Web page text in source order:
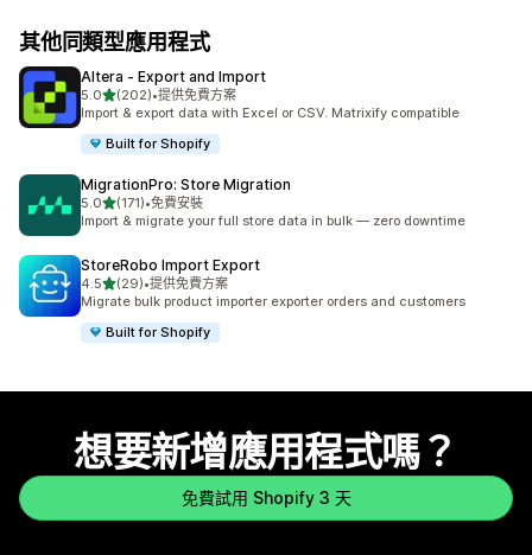
其他同類型應用程式
Altera ‑ Export and Import
5.0滿分 5 顆星
(202)
共有 202 則評價
•提供免費方案
Import & export data with Excel or CSV. Matrixify compatible
Built for Shopify
MigrationPro: Store Migration
5.0滿分 5 顆星
(171)
共有 171 則評價
•免費安裝
Import & migrate your full store data in bulk — zero downtime
StoreRobo Import Export
4.5滿分 5 顆星
(29)
共有 29 則評價
•提供免費方案
Migrate bulk product importer exporter orders and customers
Built for Shopify
想要新增應用程式嗎？
免費試用 Shopify 3 天